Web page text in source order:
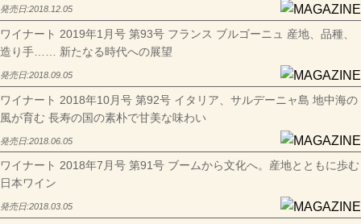
発売日:2018.12.05
ワイナート 2019年1月号 第93号 フランス ブルゴーニュ 産地、品種、
造り手…… 新たなる時代への展望
発売日:2018.09.05
ワイナート 2018年10月号 第92号 イタリア、サルデーニャ島 地中海の
風が育む 長寿の国の素朴で甘美な味わい
発売日:2018.06.05
ワイナート 2018年7月号 第91号 ブームから文化へ。産地とともに歩む
日本ワイン
発売日:2018.03.05